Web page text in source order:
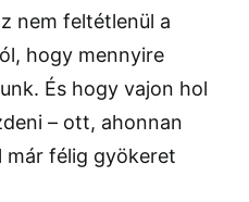
nem feltétlenül a
hogy mennyire
És hogy vajon hol
– ott, ahonnan
félig gyökeret